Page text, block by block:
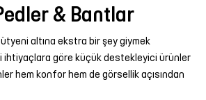
& Bantlar
altına ekstra bir şey giymek
ihtiyaçlara göre küçük destekleyici ürünler
hem konfor hem de görsellik açısından